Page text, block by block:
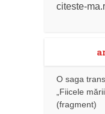
citeste-
O saga
„Fiicele
(fragment)